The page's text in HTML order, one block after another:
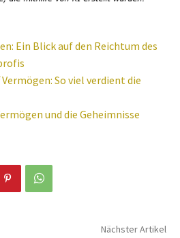
Ein Blick auf den Reichtum des
So viel verdient die
und die Geheimnisse
Nächster Artikel